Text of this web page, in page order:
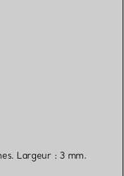
Largeur : 3 mm.